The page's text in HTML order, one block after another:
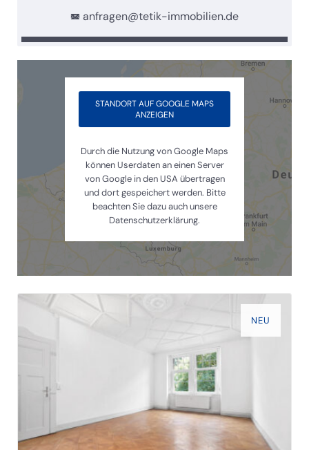
anfragen@tetik-immobilien.de
STANDORT AUF GOOGLE MAPS
ANZEIGEN
Durch die Nutzung von Google Maps
können Userdaten an einen Server
von Google in den USA übertragen
und dort gespeichert werden. Bitte
beachten Sie dazu auch unsere
Datenschutzerklärung.
NEU